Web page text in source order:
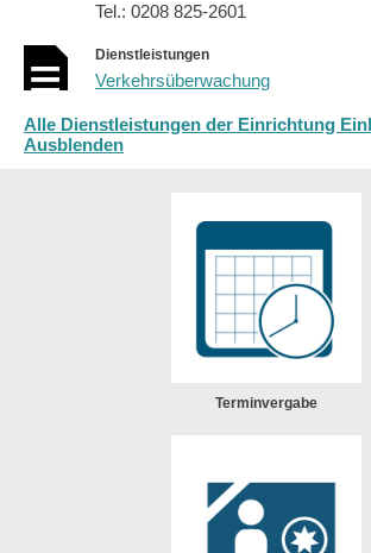
Tel.: 0208 825-2601
Dienstleistungen
Verkehrsüberwachung
Alle Dienstleistungen der Einrichtung
Ausblenden
Terminvergabe